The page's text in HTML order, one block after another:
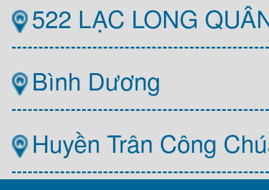
522 LẠC LONG
Bình Dương
Huyền Trân Công